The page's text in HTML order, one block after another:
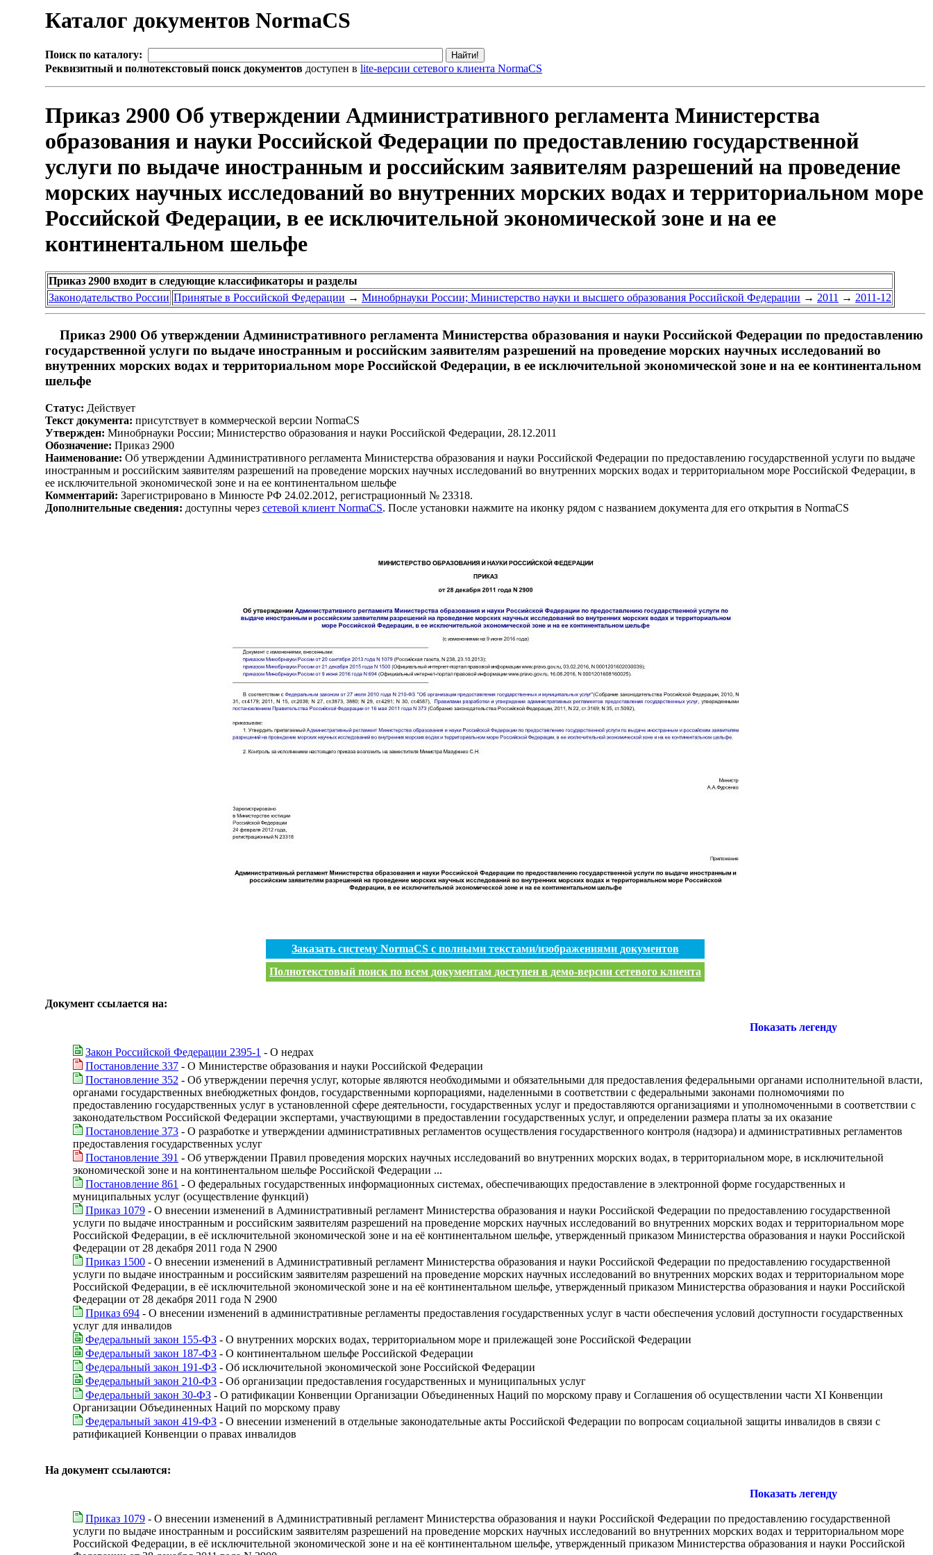
Каталог документов NormaCS
Поиск по каталогу:
Реквизитный и полнотекстовый поиск документов доступен в lite-версии сетевого клиента NormaCS
Приказ 2900 Об утверждении Административного регламента Министерства
образования и науки Российской Федерации по предоставлению государственной
услуги по выдаче иностранным и российским заявителям разрешений на проведение
морских научных исследований во внутренних морских водах и территориальном море
Российской Федерации, в ее исключительной экономической зоне и на ее
континентальном шельфе
Приказ 2900 входит в следующие классификаторы и разделы
Законодательство России Принятые в Российской Федерации → Минобрнауки России; Министерство науки и высшего образования Российской Федерации → 2011 → 2011-12
Приказ 2900 Об утверждении Административного регламента Министерства образования и науки Российской Федерации по предоставлению
государственной услуги по выдаче иностранным и российским заявителям разрешений на проведение морских научных исследований во
внутренних морских водах и территориальном море Российской Федерации, в ее исключительной экономической зоне и на ее континентальном
шельфе
Статус: Действует
Текст документа: присутствует в коммерческой версии NormaCS
Утвержден: Минобрнауки России; Министерство образования и науки Российской Федерации, 28.12.2011
Обозначение: Приказ 2900
Наименование: Об утверждении Административного регламента Министерства образования и науки Российской Федерации по предоставлению государственной услуги по выдаче
иностранным и российским заявителям разрешений на проведение морских научных исследований во внутренних морских водах и территориальном море Российской Федерации, в
ее исключительной экономической зоне и на ее континентальном шельфе
Комментарий: Зарегистрировано в Минюсте РФ 24.02.2012, регистрационный № 23318.
Дополнительные сведения: доступны через сетевой клиент NormaCS. После установки нажмите на иконку рядом с названием документа для его открытия в NormaCS
Заказать систему NormaCS с полными текстами/изображениями документов
Полнотекстовый поиск по всем документам доступен в демо-версии сетевого клиента
Документ ссылается на:
Показать легенду
Закон Российской Федерации 2395-1 - О недрах
Постановление 337 - О Министерстве образования и науки Российской Федерации
Постановление 352 - Об утверждении перечня услуг, которые являются необходимыми и обязательными для предоставления федеральными органами исполнительной власти,
органами государственных внебюджетных фондов, государственными корпорациями, наделенными в соответствии с федеральными законами полномочиями по
предоставлению государственных услуг в установленной сфере деятельности, государственных услуг и предоставляются организациями и уполномоченными в соответствии с
законодательством Российской Федерации экспертами, участвующими в предоставлении государственных услуг, и определении размера платы за их оказание
Постановление 373 - О разработке и утверждении административных регламентов осуществления государственного контроля (надзора) и административных регламентов
предоставления государственных услуг
Постановление 391 - Об утверждении Правил проведения морских научных исследований во внутренних морских водах, в территориальном море, в исключительной
экономической зоне и на континентальном шельфе Российской Федерации ...
Постановление 861 - О федеральных государственных информационных системах, обеспечивающих предоставление в электронной форме государственных и
муниципальных услуг (осуществление функций)
Приказ 1079 - О внесении изменений в Административный регламент Министерства образования и науки Российской Федерации по предоставлению государственной
услуги по выдаче иностранным и российским заявителям разрешений на проведение морских научных исследований во внутренних морских водах и территориальном море
Российской Федерации, в её исключительной экономической зоне и на её континентальном шельфе, утвержденный приказом Министерства образования и науки Российской
Федерации от 28 декабря 2011 года N 2900
Приказ 1500 - О внесении изменений в Административный регламент Министерства образования и науки Российской Федерации по предоставлению государственной
услуги по выдаче иностранным и российским заявителям разрешений на проведение морских научных исследований во внутренних морских водах и территориальном море
Российской Федерации, в её исключительной экономической зоне и на её континентальном шельфе, утвержденный приказом Министерства образования и науки Российской
Федерации от 28 декабря 2011 года N 2900
Приказ 694 - О внесении изменений в административные регламенты предоставления государственных услуг в части обеспечения условий доступности государственных
услуг для инвалидов
Федеральный закон 155-ФЗ - О внутренних морских водах, территориальном море и прилежащей зоне Российской Федерации
Федеральный закон 187-ФЗ - О континентальном шельфе Российской Федерации
Федеральный закон 191-ФЗ - Об исключительной экономической зоне Российской Федерации
Федеральный закон 210-ФЗ - Об организации предоставления государственных и муниципальных услуг
Федеральный закон 30-ФЗ - О ратификации Конвенции Организации Объединенных Наций по морскому праву и Соглашения об осуществлении части XI Конвенции
Организации Объединенных Наций по морскому праву
Федеральный закон 419-ФЗ - О внесении изменений в отдельные законодательные акты Российской Федерации по вопросам социальной защиты инвалидов в связи с
ратификацией Конвенции о правах инвалидов
На документ ссылаются:
Показать легенду
Приказ 1079 - О внесении изменений в Административный регламент Министерства образования и науки Российской Федерации по предоставлению государственной
услуги по выдаче иностранным и российским заявителям разрешений на проведение морских научных исследований во внутренних морских водах и территориальном море
Российской Федерации, в её исключительной экономической зоне и на её континентальном шельфе, утвержденный приказом Министерства образования и науки Российской